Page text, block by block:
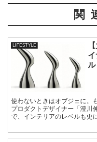
関
LIFESTYLE
ル
使わないときはオブジェに。
プロダクトデザイナー「澄川
で、インテリアのレベルも更